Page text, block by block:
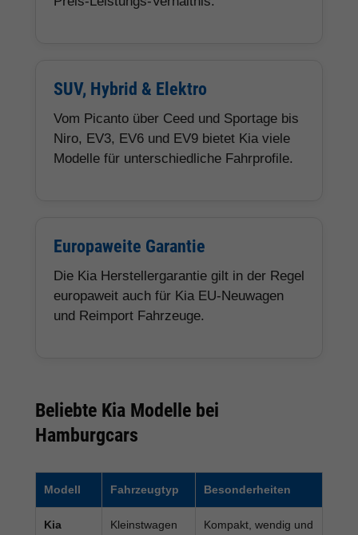
SUV, Hybrid & Elektro
Vom Picanto über Ceed und Sportage bis
Niro, EV3, EV6 und EV9 bietet Kia viele
Modelle für unterschiedliche Fahrprofile.
Europaweite Garantie
Die Kia Herstellergarantie gilt in der Regel
europaweit auch für Kia EU-Neuwagen
und Reimport Fahrzeuge.
Beliebte Kia Modelle bei
Hamburgcars
Modell Fahrzeugtyp Besonderheiten
Kia
Kleinstwagen
Kompakt, wendig und